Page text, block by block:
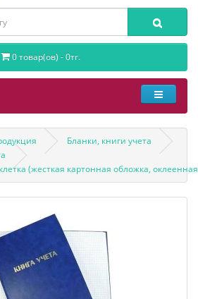
0 товар(ов) - 0тг.
Бланки, книги учета
(жесткая картонная обложка,